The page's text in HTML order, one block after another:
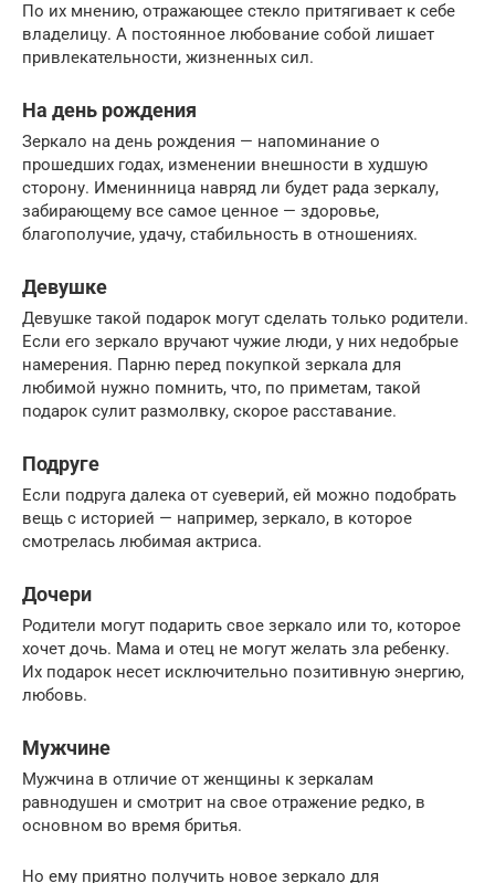
По их мнению, отражающее стекло притягивает к себе
владелицу. А постоянное любование собой лишает
привлекательности, жизненных сил.
На день рождения
Зеркало на день рождения — напоминание о
прошедших годах, изменении внешности в худшую
сторону. Именинница навряд ли будет рада зеркалу,
забирающему все самое ценное — здоровье,
благополучие, удачу, стабильность в отношениях.
Девушке
Девушке такой подарок могут сделать только родители.
Если его зеркало вручают чужие люди, у них недобрые
намерения. Парню перед покупкой зеркала для
любимой нужно помнить, что, по приметам, такой
подарок сулит размолвку, скорое расставание.
Подруге
Если подруга далека от суеверий, ей можно подобрать
вещь с историей — например, зеркало, в которое
смотрелась любимая актриса.
Дочери
Родители могут подарить свое зеркало или то, которое
хочет дочь. Мама и отец не могут желать зла ребенку.
Их подарок несет исключительно позитивную энергию,
любовь.
Мужчине
Мужчина в отличие от женщины к зеркалам
равнодушен и смотрит на свое отражение редко, в
основном во время бритья.
Но ему приятно получить новое зеркало для